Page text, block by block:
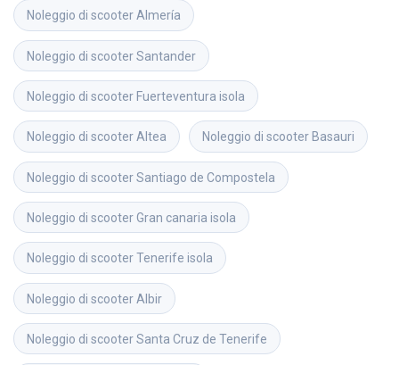
Noleggio di scooterAlmería
Noleggio di scooterSantander
Noleggio di scooter Fuerteventura isola
Noleggio di scooterAltea Noleggio di scooter Basauri
Noleggio di scooterSantiago de Compostela
Noleggio di scooterGran canaria isola
Noleggio di scooterTenerife isola
Noleggio di scooter Albir
Noleggio di scooterSanta Cruz de Tenerife